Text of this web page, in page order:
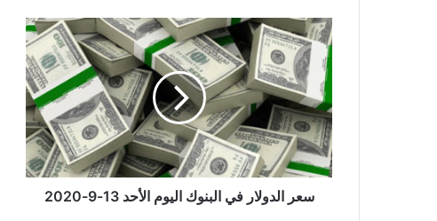
سعر
الدولار
في
البنوك
اليوم
الأحد
13-
9-
2020
سعر الدولار في البنوك اليوم الأحد 13-9-2020